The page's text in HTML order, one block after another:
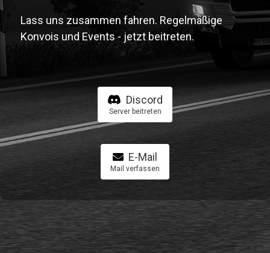
Lass uns zusammen fahren. Regelmäßige
Konvois und Events - jetzt beitreten.
Discord
Server beitreten
E-Mail
Mail verfassen